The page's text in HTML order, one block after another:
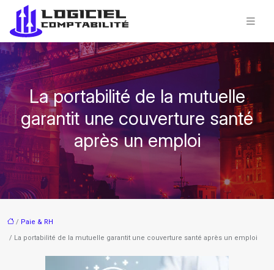
La portabilité de la mutuelle
garantit une couverture santé
après un emploi
/ Paie & RH
/ La portabilité de la mutuelle garantit une couverture santé après un emploi